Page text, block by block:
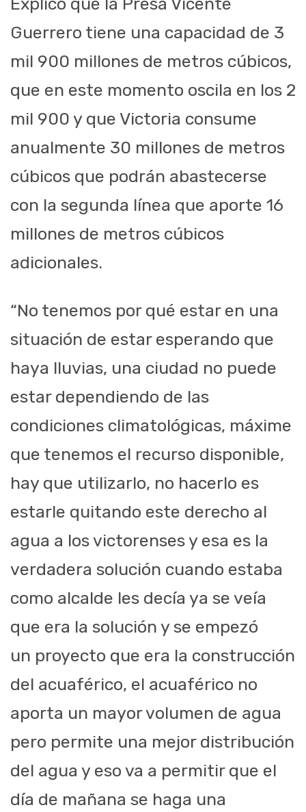
Explicó que la Presa Vicente
Guerrero tiene una capacidad de 3
mil 900 millones de metros cúbicos,
que en este momento oscila en los 2
mil 900 y que Victoria consume
anualmente 30 millones de metros
cúbicos que podrán abastecerse
con la segunda línea que aporte 16
millones de metros cúbicos
adicionales.
“No tenemos por qué estar en una
situación de estar esperando que
haya lluvias, una ciudad no puede
estar dependiendo de las
condiciones climatológicas, máxime
que tenemos el recurso disponible,
hay que utilizarlo, no hacerlo es
estarle quitando este derecho al
agua a los victorenses y esa es la
verdadera solución cuando estaba
como alcalde les decía ya se veía
que era la solución y se empezó
un proyecto que era la construcción
del acuaférico, el acuaférico no
aporta un mayor volumen de agua
pero permite una mejor distribución
del agua y eso va a permitir que el
día de mañana se haga una